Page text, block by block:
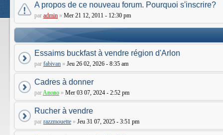
A propos de ce nouveau forum. Pourquoi s'inscrire?
par admin » Mer 21 12, 2011 - 12:30 pm
Essaims buckfast à vendre région d'Arlon
par fabivan » Jeu 26 02, 2026 - 8:35 am
Cadres à donner
parAnono » Mer 03 07, 2024 - 2:52 pm
Rucher à vendre
par razzmouette » Jeu 31 07, 2025 - 3:51 pm